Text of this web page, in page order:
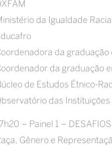
da Igualdade Racial
da
da graduação
de Estudos Étnico-
das
– Painel 1 –
Gênero e